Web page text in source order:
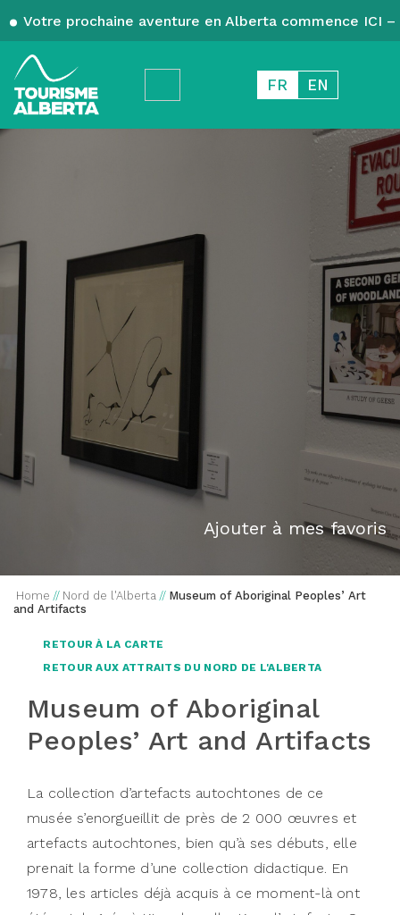
Votre prochaine aventure en Alberta commence ICI
FR EN
Ajouter à mes favoris
Home // Nord de l'Alberta // Museum of Aboriginal Peoples’ Art
and Artifacts
RETOUR À LA CARTE
RETOUR AUX ATTRAITS DU NORD DE L'ALBERTA
Museum of Aboriginal
Peoples’ Art and Artifacts
La collection d’artefacts autochtones de ce
musée s’enorgueillit de près de 2 000 œuvres et
artefacts autochtones, bien qu’à ses débuts, elle
prenait la forme d’une collection didactique. En
1978, les articles déjà acquis à ce moment-là ont